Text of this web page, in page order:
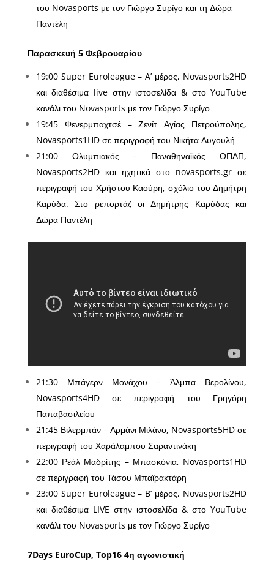
του Novasports με τον Γιώργο Συρίγο και τη Δώρα
Παντέλη
Παρασκευή 5 Φεβρουαρίου
19:00 Super Euroleague – A’ μέρος, Novasports2HD
και διαθέσιμα live στην ιστοσελίδα & στο YouTube
κανάλι του Novasports με τον Γιώργο Συρίγο
19:45 Φενερμπαχτσέ – Ζενίτ Αγίας Πετρούπολης,
Novasports1HD σε περιγραφή του Νικήτα Αυγουλή
21:00 Ολυμπιακός – Παναθηναϊκός ΟΠΑΠ,
Novasports2HD και ηχητικά στο novasports.gr σε
περιγραφή του Χρήστου Καούρη, σχόλιο του Δημήτρη
Καρύδα. Στο ρεπορτάζ οι Δημήτρης Καρύδας και
Δώρα Παντέλη
21:30 Μπάγερν Μονάχου – Άλμπα Βερολίνου,
Novasports4HD σε περιγραφή του Γρηγόρη
Παπαβασιλείου
21:45 Βιλερμπάν – Αρμάνι Μιλάνο, Novasports5HD σε
περιγραφή του Χαράλαμπου Σαραντινάκη
22:00 Ρεάλ Μαδρίτης – Μπασκόνια, Novasports1HD
σε περιγραφή του Τάσου Μπαϊρακτάρη
23:00 Super Euroleague – B’ μέρος, Novasports2HD
και διαθέσιμα LIVE στην ιστοσελίδα & στο YouTube
κανάλι του Novasports με τον Γιώργο Συρίγο
7Days EuroCup, Top16 4η αγωνιστική